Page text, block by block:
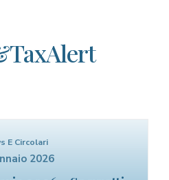
E Circolari
2026